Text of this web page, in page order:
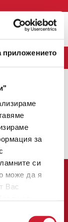
приложението
за
си
може да я
Вас